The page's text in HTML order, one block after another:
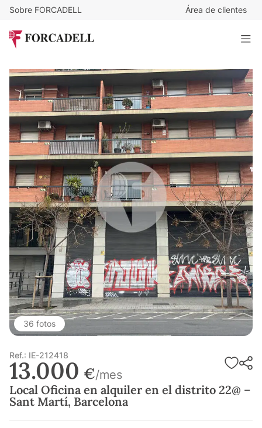
Sobre FORCADELL Área de clientes
Local Oficina en alquiler en el distrito 22@ – Sant Martí,
Barcelona
36 fotos
Ref.: IE-212418
13.000 €/mes
Local Oficina en alquiler en el distrito 22@ –
Sant Martí, Barcelona